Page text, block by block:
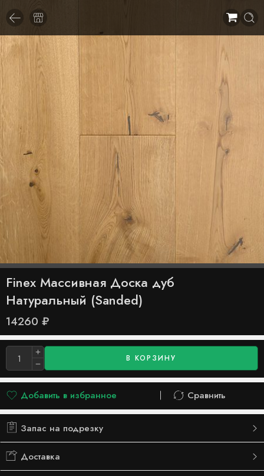
Finex Массивная Доска дуб
Натуральный (Sanded)
14260 ₽
В КОРЗИНУ
Добавить в избранное
Добавлено в список желаний
Сравнить
Сравнить
Запас на подрезку
Доставка